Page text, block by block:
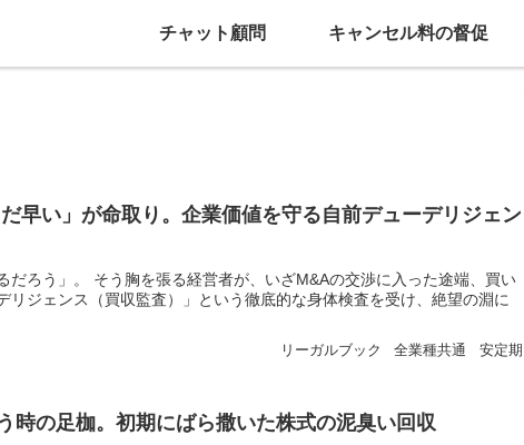
チャット顧問 キャンセル料の督促
早い」が命取り。企業価値を守る自前デューデリジェン
だろう」。 そう胸を張る経営者が、いざM&Aの交渉に入った途端、買い
リジェンス（買収監査）」という徹底的な身体検査を受け、絶望の淵に
リーガルブック 全業種共通 安定期
時の足枷。初期にばら撒いた株式の泥臭い回収